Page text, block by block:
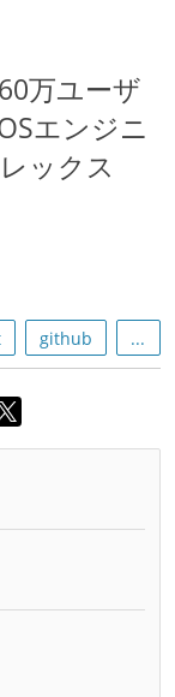
万ユーザ
エンジニ
ックス
github ...